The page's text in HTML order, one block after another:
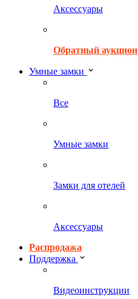
Аксессуары
Обратный аукцион
Умные замки
Все
Умные замки
Замки для отелей
Аксессуары
Распродажа
Поддержка
Видеоинструкции